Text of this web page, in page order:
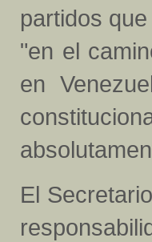
partidos
"en el
en
El